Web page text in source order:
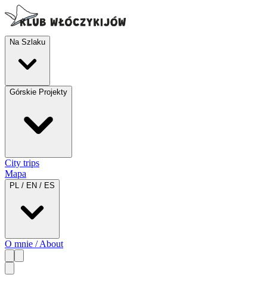
Na Szlaku
Górskie Projekty
City trips
Mapa
PL / EN / ES
O mnie / About